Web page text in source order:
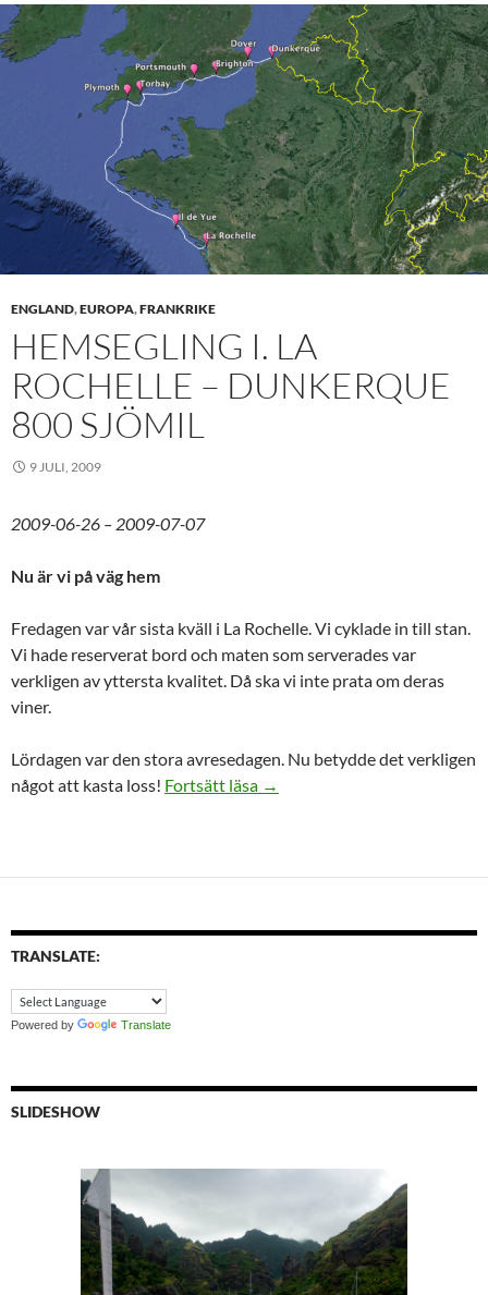
ENGLAND,EUROPA,FRANKRIKE
HEMSEGLING I. LA
ROCHELLE – DUNKERQUE
800 SJÖMIL
9 JULI, 2009
2009-06-26 – 2009-07-07
Nu är vi på väg hem
Fredagen var vår sista kväll i La Rochelle. Vi cyklade in till stan.
Vi hade reserverat bord och maten som serverades var
verkligen av yttersta kvalitet. Då ska vi inte prata om deras
viner.
Lördagen var den stora avresedagen. Nu betydde det verkligen
något att kasta loss! Fortsätt läsa Hemsegling I. La Rochelle –
→
TRANSLATE:
Powered by Translate
SLIDESHOW